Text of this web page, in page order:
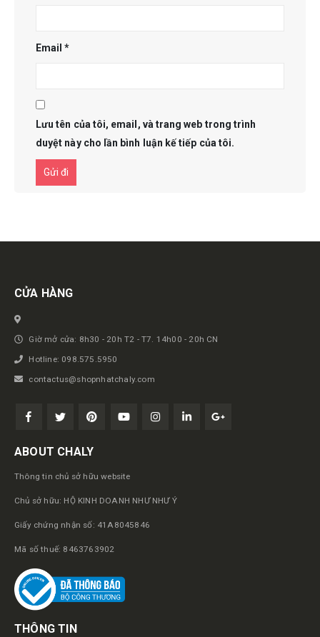
Email*
Lưu tên của tôi, email, và trang web trong trình
duyệt này cho lần bình luận kế tiếp của tôi.
Get in touch
CỬA HÀNG
Giờ mở cửa: 8h30 - 20h T2 - T7. 14h00 - 20h CN
Hotline: 098.575.5950
contactus@shopnhatchaly.com
ABOUT CHALY
Thông tin chủ sở hữu website
Chủ sở hữu: HỘ KINH DOANH NHƯ NHƯ Ý
Giấy chứng nhận số: 41A8045846
Mã số thuế: 8463763902
THÔNG TIN